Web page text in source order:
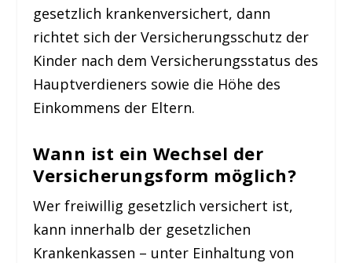
gesetzlich krankenversichert, dann
richtet sich der Versicherungsschutz der
Kinder nach dem Versicherungsstatus des
Hauptverdieners sowie die Höhe des
Einkommens der Eltern.
Wann ist ein Wechsel der
Versicherungsform möglich?
Wer freiwillig gesetzlich versichert ist,
kann innerhalb der gesetzlichen
Krankenkassen – unter Einhaltung von